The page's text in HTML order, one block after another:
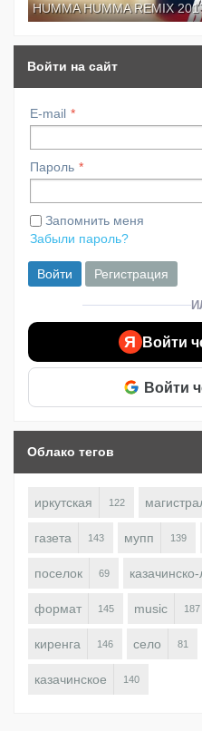
Войти на сайт
E-mail
Пароль
Запомнить меня
Забыли пароль?
Войти Регистрация
Я Войти
Войти
Облако тегов
иркутская 122
газета 143 мупп 139
поселок 69
формат 145 music 187
киренга 146 село 81
казачинское 140